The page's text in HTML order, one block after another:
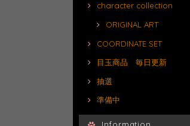
character collection
ORIGINAL ART
COORDINATE SET
目玉商品 毎日更新
抽選
準備中